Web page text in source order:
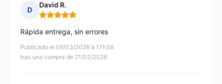
D
David R.
Nota: 5 de 5
Publicado el 06/03/2026 à 17h38
tras una compra de 21/02/2026
Rápida entrega, sin errores